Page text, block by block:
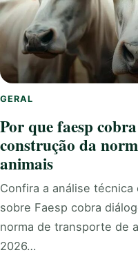
GERAL
Por que faesp
construção da
animais
Confira a análise
sobre Faesp cobra
norma de transporte de
2026…